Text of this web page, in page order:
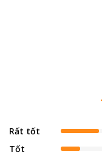
Rất tốt
Tốt